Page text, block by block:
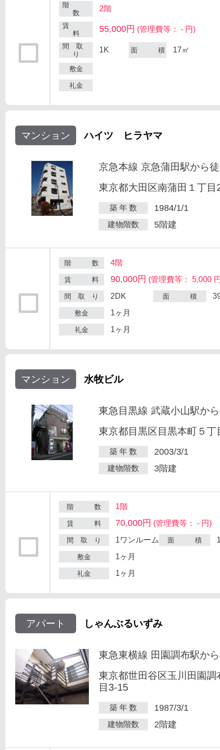
階
数
2階
賃
料
55,000円 (管理費等： - 円)
間 取
り
1K 面 積 17㎡
敷金
礼金
マンション ハイツ ヒラヤマ
京急本線 京急蒲田駅から
東京都大田区南蒲田１丁目
築 年 数 1984/1/1
建物階数 5階建
階 数 4階
賃 料 90,000円 (管理費等： 5,000
間 取 り 2DK 面 積
敷金 1ヶ月
礼金 1ヶ月
マンション 水牧ビル
東急目黒線 武蔵小山駅か
東京都目黒区目黒本町５丁
築 年 数 2003/3/1
建物階数 3階建
階 数 1階
賃 料 70,000円 (管理費等： - 円)
間 取 り 1ワンルーム 面 積
敷金 1ヶ月
礼金 1ヶ月
アパート しゃんぶるいずみ
東急東横線 田園調布駅か
東京都世田谷区玉川田園調
目3-15
築 年 数 1987/3/1
建物階数 2階建